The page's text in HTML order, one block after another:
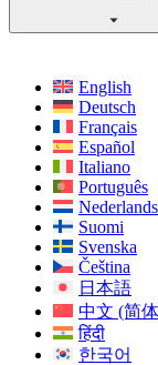
English
Deutsch
Français
Español
Italiano
Português
Nederlands
Suomi
Svenska
Čeština
日本語
中文 (简
हिंदी
한국어